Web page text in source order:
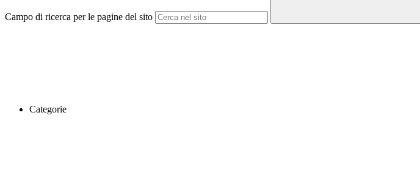
Campo di ricerca per le pagine del sito
Categorie